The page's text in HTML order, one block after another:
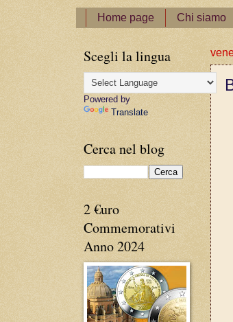
Home page Chi siamo
Scegli la lingua
Powered by
Translate
Cerca nel blog
2 €uro
Commemorativi
Anno 2024